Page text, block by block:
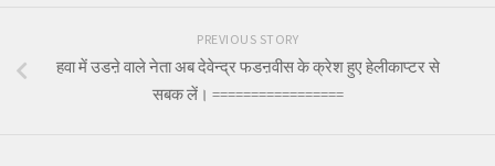
PREVIOUS STORY
हवा में उडऩे वाले नेता अब देवेन्द्र फडऩवीस के क्रेश हुए हेलीकाप्टर से
सबक लें। =================